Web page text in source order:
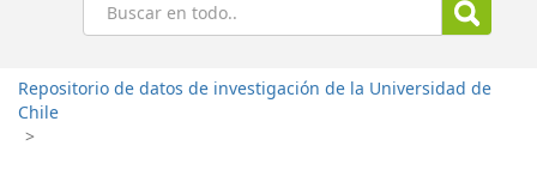
Repositorio de datos de investigación de la Universidad de
Chile
>